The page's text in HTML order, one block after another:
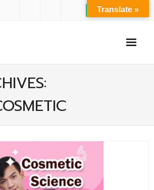
กษา มหาวิทยาลัยสวนดุสิต
ของคณะ
Translate »